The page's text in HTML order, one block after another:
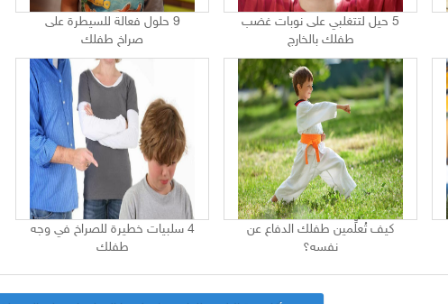
5 حيل لتتغلبي على نوبات غضب
طفلك بالخارج
9 حلول فعالة للسيطرة على
صراخ طفلك
كيف تُعلِّمين طفلك الدفاع عن
نفسه؟
4 سلبيات خطيرة للصراخ في وجه
طفلك